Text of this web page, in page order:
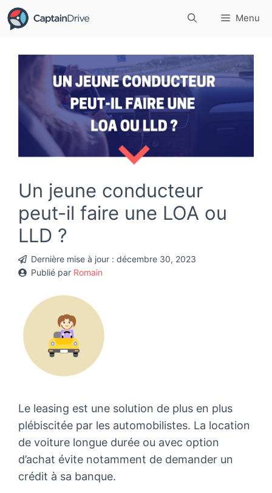
Aller
au
Menu
Un jeune conducteur
peut-il faire une LOA ou
LLD ?
Dernière mise à jour : décembre 30, 2023
Publié par Romain
Le leasing est une solution de plus en plus
plébiscitée par les automobilistes. La location
de voiture longue durée ou avec option
d’achat évite notamment de demander un
crédit à sa banque.